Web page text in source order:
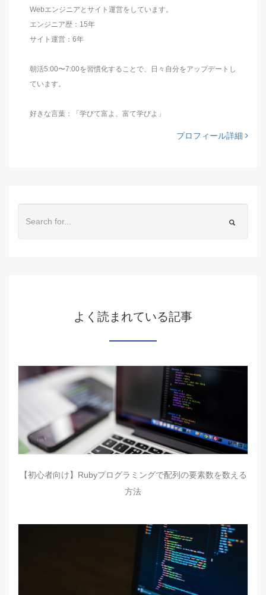
Webエンジニアとサイト運営をしています。
エンジニア歴：15年
サイト運営：6年
朝活5:00〜7:00を習慣化することで、日々自分をアップデートし
ています。
好きな言葉：「学びて富よ、富て学びよ」
プロフィール詳細
よく読まれている記事
【初心者向け】Rubyプログラミングで配列の要素数を数える
方法